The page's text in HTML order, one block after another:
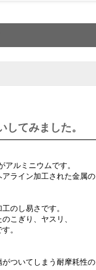
てみました。
ルミニウムです。
ライン加工された金属の
のし易さです。
こぎり、ヤスリ、
。
ついてしまう耐摩耗性の